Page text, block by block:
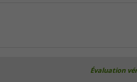
Évaluation